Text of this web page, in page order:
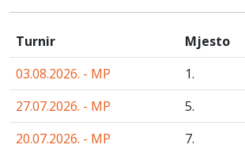
Turnir Mjesto
03.08.2026. - MP
1.
27.07.2026. - MP
5.
20.07.2026. - MP
7.